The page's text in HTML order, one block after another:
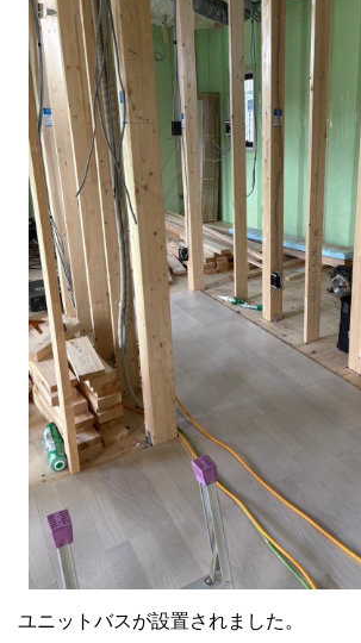
ユニットバスが設置されました。